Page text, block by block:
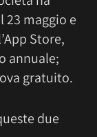
23 maggio e
Store,
annuale;
gratuito.
due